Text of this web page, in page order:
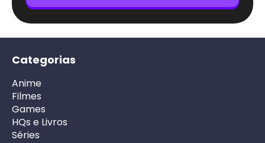
Categorias
Anime
Filmes
Games
HQs e Livros
Séries